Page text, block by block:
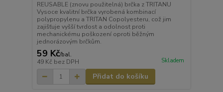
REUSABLE (znovu použitelná) brčka z TRITANU
Vysoce kvalitní brčka vyrobená kombinací
polypropylenu a TRITAN Copolyesteru, což jim
zajišťuje vyšší tvrdost a odolnost proti
mechanickému poškození oproti běžným
jednorázovým brčkům.
59 Kč/bal.
49 Kč bez DPH Skladem
Přidat do košíku